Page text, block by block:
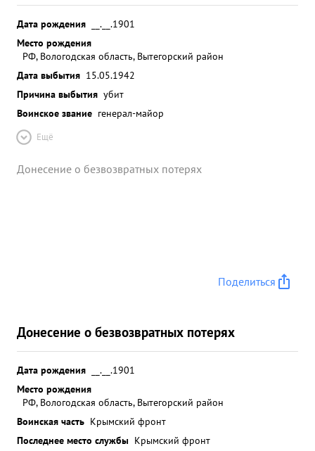
Дата рождения
__.__.1901
Место рождения
РФ, Вологодская область, Вытегорский район
Дата выбытия 15.05.1942
Причина выбытия убит
Воинское звание генерал-майор
Ещё
Донесение о безвозвратных потерях
Поделиться
Донесение о безвозвратных потерях
Дата рождения
__.__.1901
Место рождения
РФ, Вологодская область, Вытегорский район
Воинская часть Крымский фронт
Последнее место службы Крымский фронт